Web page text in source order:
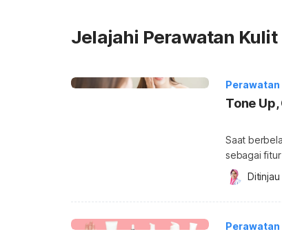
Jelajahi Perawatan Kulit
Tone
Saat
sebagai
lotion atau
kecantikan,